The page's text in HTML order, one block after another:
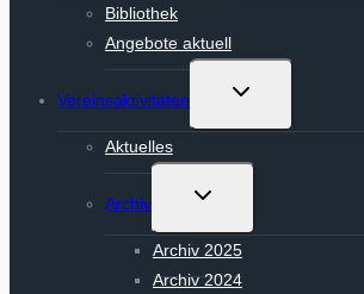
Bibliothek
Angebote aktuell
Vereinsaktivitäten
Untermenü
Aktuelles
Archiv
Untermenü
Archiv 2025
Archiv 2024